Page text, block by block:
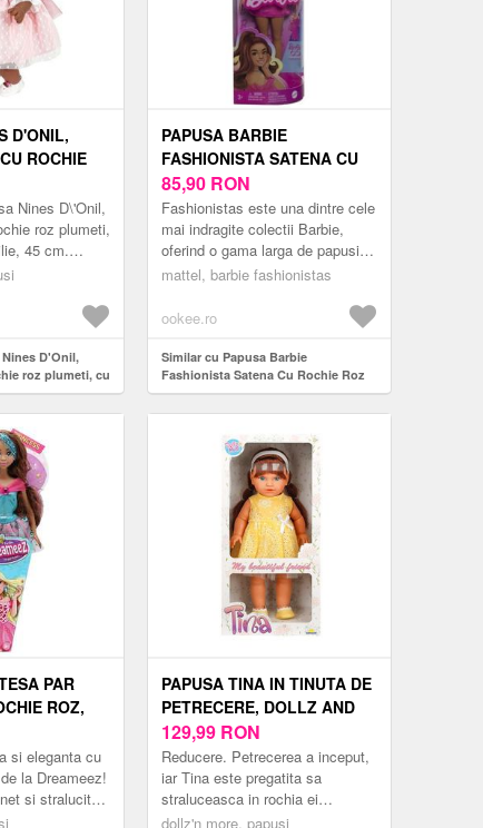
D'ONIL,
ROCHIE
MIROS
CM
Nines D\'Onil,
roz plumeti,
45 cm.
Addis
D'Onil,
roz plumeti, cu
cm
PAPUSA BARBIE
FASHIONISTA SATENA CU
ROCHIE ROZ
85,90 RON
Fashionistas este una dintre cele
mai indragite colectii Barbie,
oferind o gama larga de papusi
cu diferite stiluri si accesorii,
mattel, barbie fashionistas
ookee.ro
Similar cu Papusa Barbie
Fashionista Satena Cu Rochie Roz
PAR
ROZ,
si eleganta cu
la Dreameez!
si stralucitor,
este
PAPUSA TINA IN TINUTA DE
PETRECERE, DOLLZ AND
MORE, CU ROCHIE
GALBENA, 45 CM
129,99 RON
Reducere. Petrecerea a inceput,
iar Tina este pregatita sa
straluceasca in rochia ei
eleganta, galbena si pantofii
dollz'n more, papusi